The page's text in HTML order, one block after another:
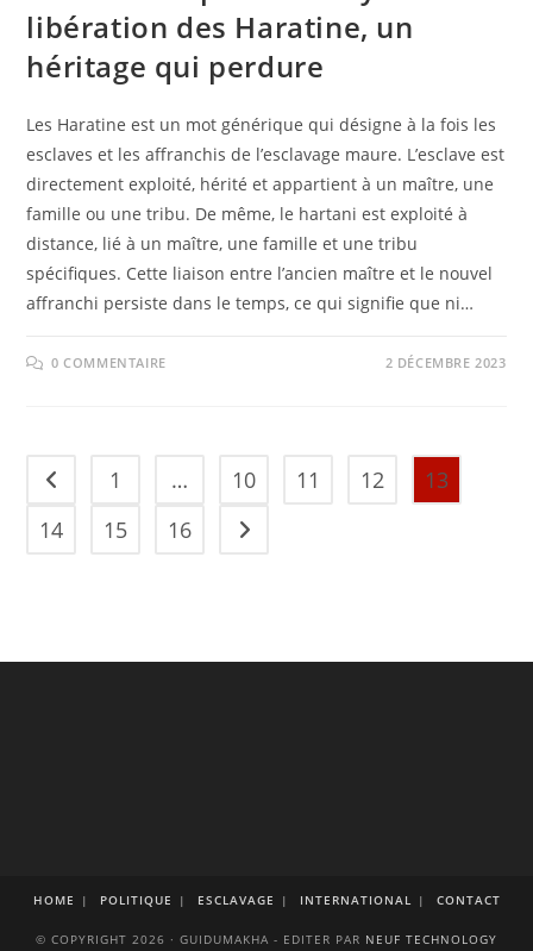
libération des Haratine, un
héritage qui perdure
Les Haratine est un mot générique qui désigne à la fois les
esclaves et les affranchis de l’esclavage maure. L’esclave est
directement exploité, hérité et appartient à un maître, une
famille ou une tribu. De même, le hartani est exploité à
distance, lié à un maître, une famille et une tribu
spécifiques. Cette liaison entre l’ancien maître et le nouvel
affranchi persiste dans le temps, ce qui signifie que ni…
0 COMMENTAIRE 2 DÉCEMBRE 2023
Go to the previous page
1 … 10 11 12
13
14
15 16 Aller à la page suivante
HOME POLITIQUE ESCLAVAGE INTERNATIONAL CONTACT
© COPYRIGHT 2026 · GUIDUMAKHA - EDITER PAR NEUF TECHNOLOGY